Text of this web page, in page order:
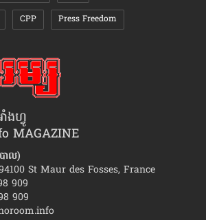
CPP Press Freedom
ងហ្វូ
MAGAZINE
ាល)
St Maur des Fosses, France
909
909